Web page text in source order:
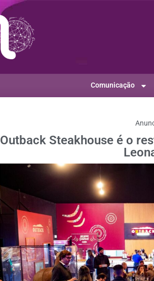
Comunicação
Outback Steakhouse é o